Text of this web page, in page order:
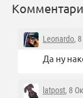
Leonardo,
Да ну
latpost, 8